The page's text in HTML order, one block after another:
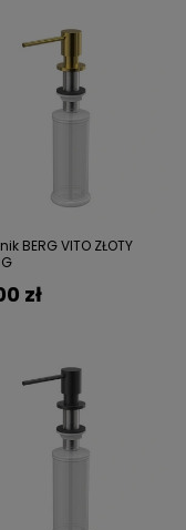
BERG VITO ZŁOTY
zł